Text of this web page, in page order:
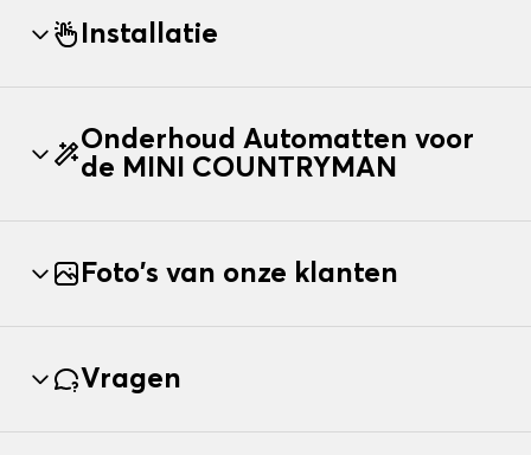
Installatie
Onderhoud Automatten voor
de MINI COUNTRYMAN
Foto's van onze klanten
Vragen